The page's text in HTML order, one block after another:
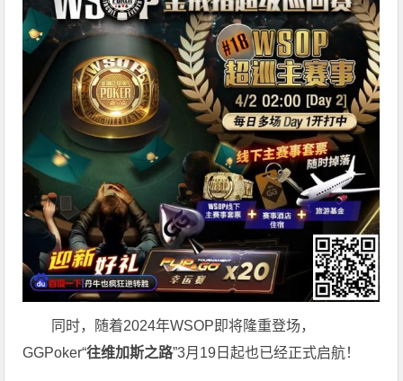
同时，随着2024年WSOP即将隆重登场，
GGPoker“往维加斯之路”3月19日起也已经正式启航！